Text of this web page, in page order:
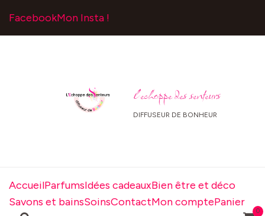
FacebookMon Insta !
l echoppe des senteurs
DIFFUSEUR DE BONHEUR
AccueilParfumsIdées cadeauxBien être et déco
Savons et bainsSoinsContactMon comptePanier
0